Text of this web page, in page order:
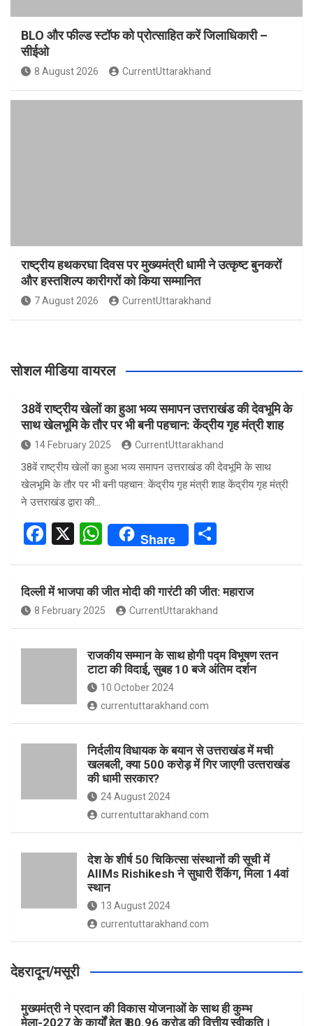
BLO और फील्ड स्टॉफ को प्रोत्साहित करें जिलाधिकारी –
सीईओ
8 August 2026 CurrentUttarakhand
राष्ट्रीय हथकरघा दिवस पर मुख्यमंत्री धामी ने उत्कृष्ट बुनकरों
और हस्तशिल्प कारीगरों को किया सम्मानित
7 August 2026 CurrentUttarakhand
सोशल मीडिया वायरल
38वें राष्ट्रीय खेलों का हुआ भव्य समापन उत्तराखंड की देवभूमि के
साथ खेलभूमि के तौर पर भी बनी पहचान: केंद्रीय गृह मंत्री शाह
14 February 2025 CurrentUttarakhand
38वें राष्ट्रीय खेलों का हुआ भव्य समापन उत्तराखंड की देवभूमि के साथ
खेलभूमि के तौर पर भी बनी पहचान: केंद्रीय गृह मंत्री शाह केंद्रीय गृह मंत्री
ने उत्तराखंड द्वारा की…
F
ce
b
o
o
X
W
at
s
A
p
p
Share
e
दिल्ली में भाजपा की जीत मोदी की गारंटी की जीत: महाराज
8 February 2025 CurrentUttarakhand
राजकीय सम्मान के साथ होगी पद्म विभूषण रतन
टाटा की विदाई, सुबह 10 बजे अंतिम दर्शन
10 October 2024
currentuttarakhand.com
निर्दलीय विधायक के बयान से उत्तराखंड में मची
खलबली, क्‍या 500 करोड़ में गिर जाएगी उत्‍तराखंड
की धामी सरकार?
24 August 2024
currentuttarakhand.com
देश के शीर्ष 50 चिकित्सा संस्थानों की सूची में
AIIMs Rishikesh ने सुधारी रैंकिंग, मिला 14वां
स्थान
13 August 2024
currentuttarakhand.com
देहरादून/मसूरी
मुख्यमंत्री ने प्रदान की विकास योजनाओं के साथ ही कुम्भ
मेला-2027 के कार्यों हेतु ₹ 80.96 करोड़ की वित्तीय स्वीकृति।